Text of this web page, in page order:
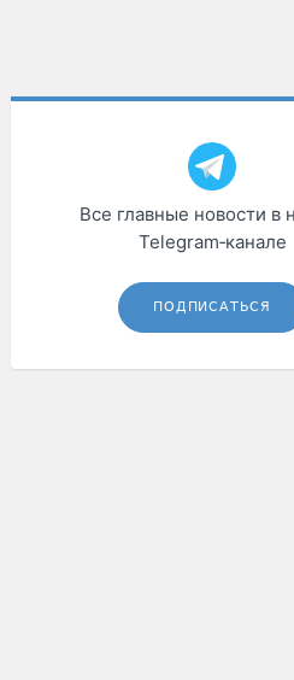
Все главные новости в
Telegram‑канале
ПОДПИСАТЬСЯ